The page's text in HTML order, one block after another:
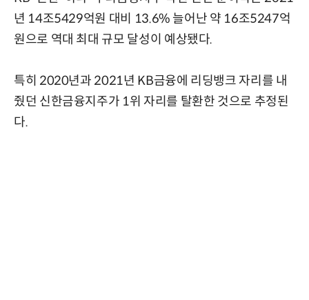
년 14조5429억원 대비 13.6% 늘어난 약 16조5247억
원으로 역대 최대 규모 달성이 예상됐다.
특히 2020년과 2021년 KB금융에 리딩뱅크 자리를 내
줬던 신한금융지주가 1위 자리를 탈환한 것으로 추정된
다.